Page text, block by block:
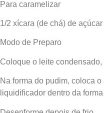
Para caramelizar
1/2 xícara (de chá) de açúcar
Modo de Preparo
Coloque o leite
Na forma do pudim, coloca
liquidificador dentro da